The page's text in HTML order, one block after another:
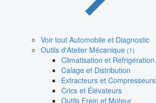
Voir tout Automobile et Diagnostic
Outils d'Atelier Mécanique (1)
Climatisation et Réfrigération
Calage et Distribution
Extracteurs et Compresseurs
Crics et Élévateurs
Outils Frein et Moteur